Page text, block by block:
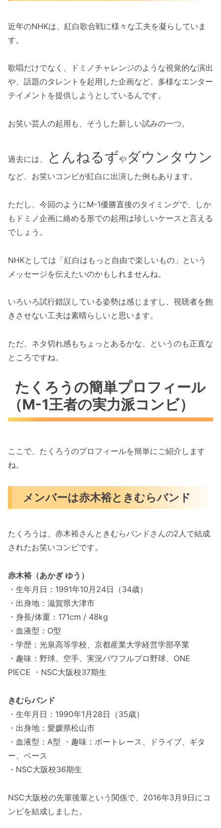
近年のNHKは、紅白歌合戦に様々な工夫を凝らしていま
す。
歌唱だけでなく、ドミノチャレンジのような視覚的な演出
や、話題のタレントを起用した企画など、多様なエンター
テイメントを提供しようとしているんです。
お笑い芸人の起用も、そうした新しい試みの一つ。
過去には、 とんねるずやダウンタウン
など、お笑いコンビが紅白に出演した例もあります。
ただし、今回のようにM-1優勝直後のタイミングで、しか
もドミノ企画に絡める形での起用は珍しいケースと言える
でしょう。
NHKとしては「紅白はもっと自由で楽しいもの」という
メッセージを伝えたいのかもしれませんね。
いろいろ試行錯誤している姿勢は感じますし、視聴者を飽
きさせない工夫は素晴らしいと思います。
ただ、ネタ切れ感もちょっとあるかな、というのも正直な
ところですね。
たくろうの簡単プロフィール
（M-1王者の実力派コンビ）
ここで、たくろうのプロフィールを簡単にご紹介します
ね。
メンバーは赤木裕ときむらバンド
たくろうは、赤木裕さんときむらバンドさんの2人で結成
されたお笑いコンビです。
赤木裕（あかぎ ゆう）
・生年月日：1991年10月24日（34歳）
・出身地：滋賀県大津市
・身長/体重：171cm / 48kg
・血液型：O型
・学歴：光泉高等学校、京都産業大学経営学部卒業
・趣味：野球、空手、実況パワフルプロ野球、ONE
PIECE ・NSC大阪校37期生
きむらバンド
・生年月日：1990年1月28日（35歳）
・出身地：愛媛県松山市
・血液型：A型 ・趣味：ボートレース、ドライブ、ギタ
ー、ベース
・NSC大阪校36期生
NSC大阪校の先輩後輩という関係で、2016年3月9日にコ
ンビを結成しました。